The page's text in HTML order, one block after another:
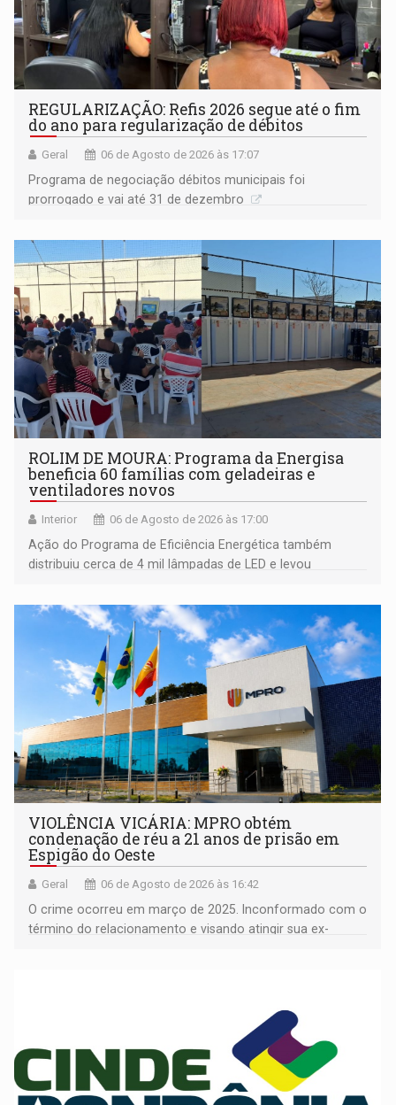
REGULARIZAÇÃO: Refis 2026 segue até o fim
do ano para regularização de débitos
Geral 06 de Agosto de 2026 às 17:07
Programa de negociação débitos municipais foi
prorrogado e vai até 31 de dezembro
ROLIM DE MOURA: Programa da Energisa
beneficia 60 famílias com geladeiras e
ventiladores novos
Interior 06 de Agosto de 2026 às 17:00
Ação do Programa de Eficiência Energética também
distribuiu cerca de 4 mil lâmpadas de LED e levou
comunidade
VIOLÊNCIA VICÁRIA: MPRO obtém
condenação de réu a 21 anos de prisão em
Espigão do Oeste
Geral 06 de Agosto de 2026 às 16:42
O crime ocorreu em março de 2025. Inconformado com o
término do relacionamento e visando atingir sua ex-